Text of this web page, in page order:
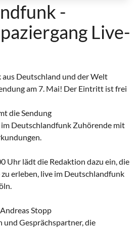
-
Live-
Deutschland und der Welt
am 7. Mai! Der Eintritt ist frei
die Sendung
im Deutschlandfunk Zuhörende mit
Uhr lädt die Redaktion dazu ein, die
erleben, live im Deutschlandfunk
Stopp
Gesprächspartner, die